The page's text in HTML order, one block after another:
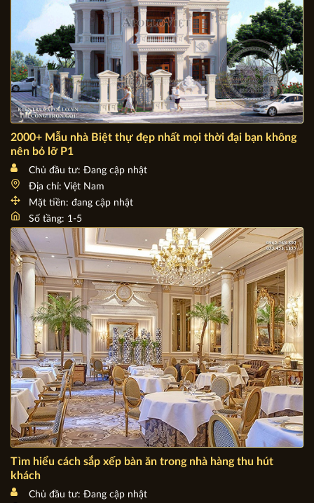
2000+ Mẫu nhà Biệt thự đẹp nhất mọi thời đại bạn không
nên bỏ lỡ P1
Chủ đầu tư: Đang cập nhật
Địa chỉ: Việt Nam
Mặt tiền: đang cập nhật
Số tầng: 1-5